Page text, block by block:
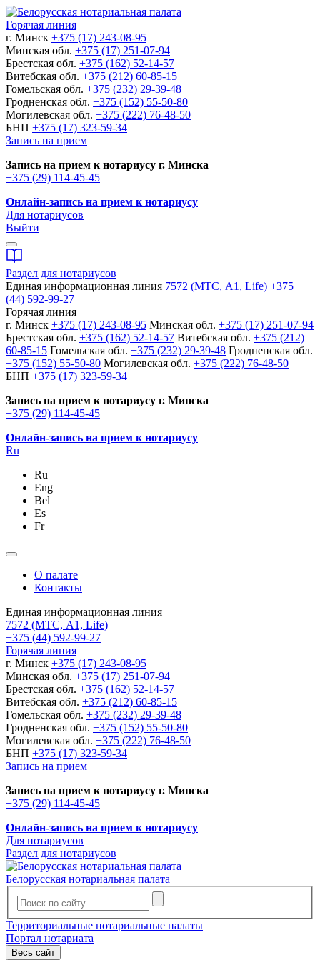
Горячая линия
г. Минск +375 (17) 243-08-95
Минская обл. +375 (17) 251-07-94
Брестская обл. +375 (162) 52-14-57
Витебская обл. +375 (212) 60-85-15
Гомельская обл. +375 (232) 29-39-48
Гродненская обл. +375 (152) 55-50-80
Могилевская обл. +375 (222) 76-48-50
БНП +375 (17) 323-59-34
Запись на прием
Запись на прием к нотариусу г. Минска
+375 (29) 114-45-45
Онлайн-запись на прием к нотариусу
Для нотариусов
Выйти
Раздел для нотариусов
Единая информационная линия 7572 (МТС, A1, Life) +375
(44) 592-99-27
Горячая линия
г. Минск +375 (17) 243-08-95 Минская обл. +375 (17) 251-07-94
Брестская обл. +375 (162) 52-14-57 Витебская обл. +375 (212)
60-85-15 Гомельская обл. +375 (232) 29-39-48 Гродненская обл.
+375 (152) 55-50-80 Могилевская обл. +375 (222) 76-48-50
БНП +375 (17) 323-59-34
Запись на прием к нотариусу г. Минска
+375 (29) 114-45-45
Онлайн-запись на прием к нотариусу
Ru
Ru
Eng
Bel
Es
Fr
О палате
Контакты
Единая информационная линия
7572 (МТС, A1, Life)
+375 (44) 592-99-27
Горячая линия
г. Минск +375 (17) 243-08-95
Минская обл. +375 (17) 251-07-94
Брестская обл. +375 (162) 52-14-57
Витебская обл. +375 (212) 60-85-15
Гомельская обл. +375 (232) 29-39-48
Гродненская обл. +375 (152) 55-50-80
Могилевская обл. +375 (222) 76-48-50
БНП +375 (17) 323-59-34
Запись на прием
Запись на прием к нотариусу г. Минска
+375 (29) 114-45-45
Онлайн-запись на прием к нотариусу
Для нотариусов
Раздел для нотариусов
Белорусская нотариальная палата
Территориальные нотариальные палаты
Портал нотариата
Весь сайт